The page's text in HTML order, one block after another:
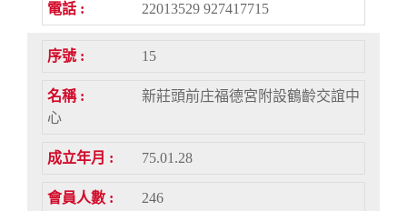
22013529 927417715
15
新莊頭前庄福德宮附設鶴齡交誼中
心
75.01.28
246